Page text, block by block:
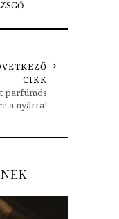
CIKK
parfümös
a nyárra!